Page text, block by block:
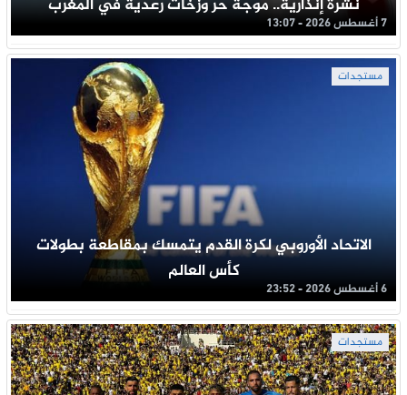
نشرة إنذارية.. موجة حر وزخات رعدية في المغرب
7 أغسطس 2026 - 13:07
مستجدات
الاتحاد الأوروبي لكرة القدم يتمسك بمقاطعة بطولات
كأس العالم
6 أغسطس 2026 - 23:52
مستجدات